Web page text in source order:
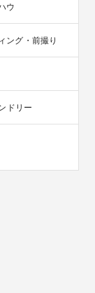
ウ
ング・前撮り
ドリー